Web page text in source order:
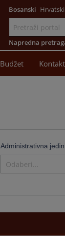
Bosanski Hrvatski
Napredna
Budžet Kontakt
Administrativna
Odaberi...